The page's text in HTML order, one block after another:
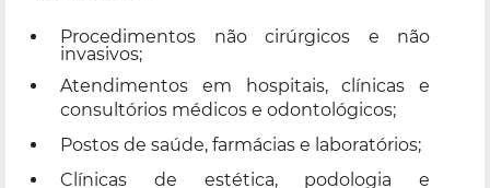
Procedimentos não cirúrgicos e não
invasivos;
Atendimentos em hospitais, clínicas e
consultórios médicos e odontológicos;
Postos de saúde, farmácias e laboratórios;
Clínicas de estética, podologia e